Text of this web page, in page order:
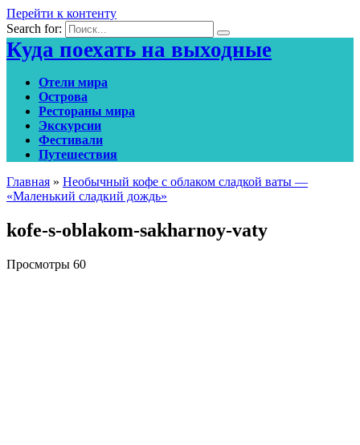
Перейти к контенту
Search for:
Куда поехать на выходные
Отели мира
Острова
Рестораны мира
Экскурсии
Фестивали
Путешествия
Главная » Необычный кофе с облаком сладкой ваты —
«Маленький сладкий дождь»
kofe-s-oblakom-sakharnoy-vaty
Просмотры 60